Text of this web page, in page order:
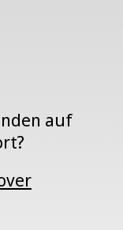
auf